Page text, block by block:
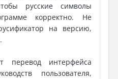
русские символы
корректно. Не
на версию,
перевод интерфейса
пользователя,